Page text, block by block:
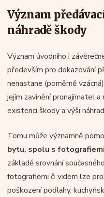
Význam
náhradě škody
Význam úvodního i
především pro dokazování
nenastane (poměrně
jejím zavinění pronajímatel a
existenci škody a výši
Tomu může významně
bytu, spolu s
základě srovnání
fotografiemi či videm lze
poškození podlahy,